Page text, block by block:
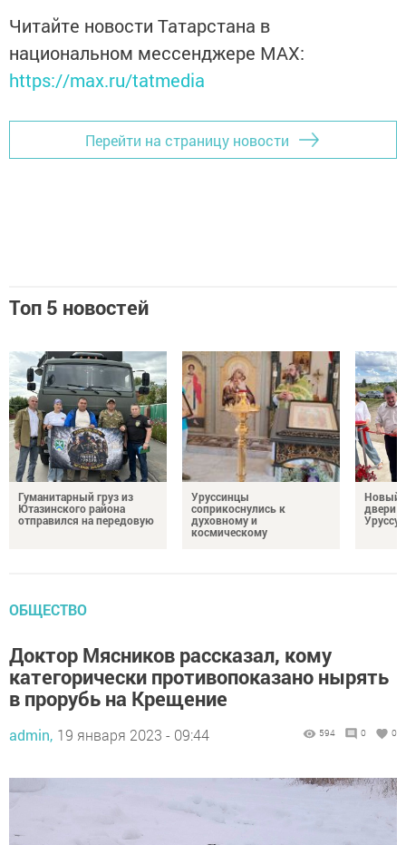
Читайте новости Татарстана в
национальном мессенджере MАХ:
https://max.ru/tatmedia
Перейти на страницу новости
Топ 5 новостей
Гуманитарный груз из
Ютазинского района
отправился на передовую
Уруссинцы
соприкоснулись к
духовному и
космическому
Новый
двери
Уруссу
ОБЩЕСТВО
Доктор Мясников рассказал, кому
категорически противопоказано нырять
в прорубь на Крещение
admin, 19 января 2023 - 09:44 594 0 0